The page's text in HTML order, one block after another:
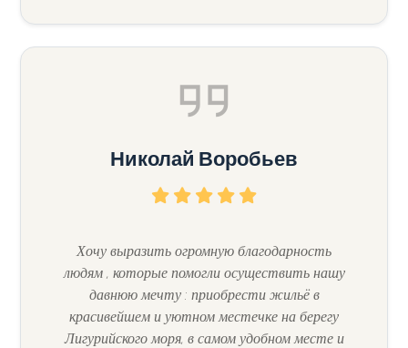
Николай Воробьев
Хочу выразить огромную благодарность
людям , которые помогли осуществить нашу
давнюю мечту : приобрести жильё в
красивейшем и уютном местечке на берегу
Лигурийского моря, в самом удобном месте и
множественный